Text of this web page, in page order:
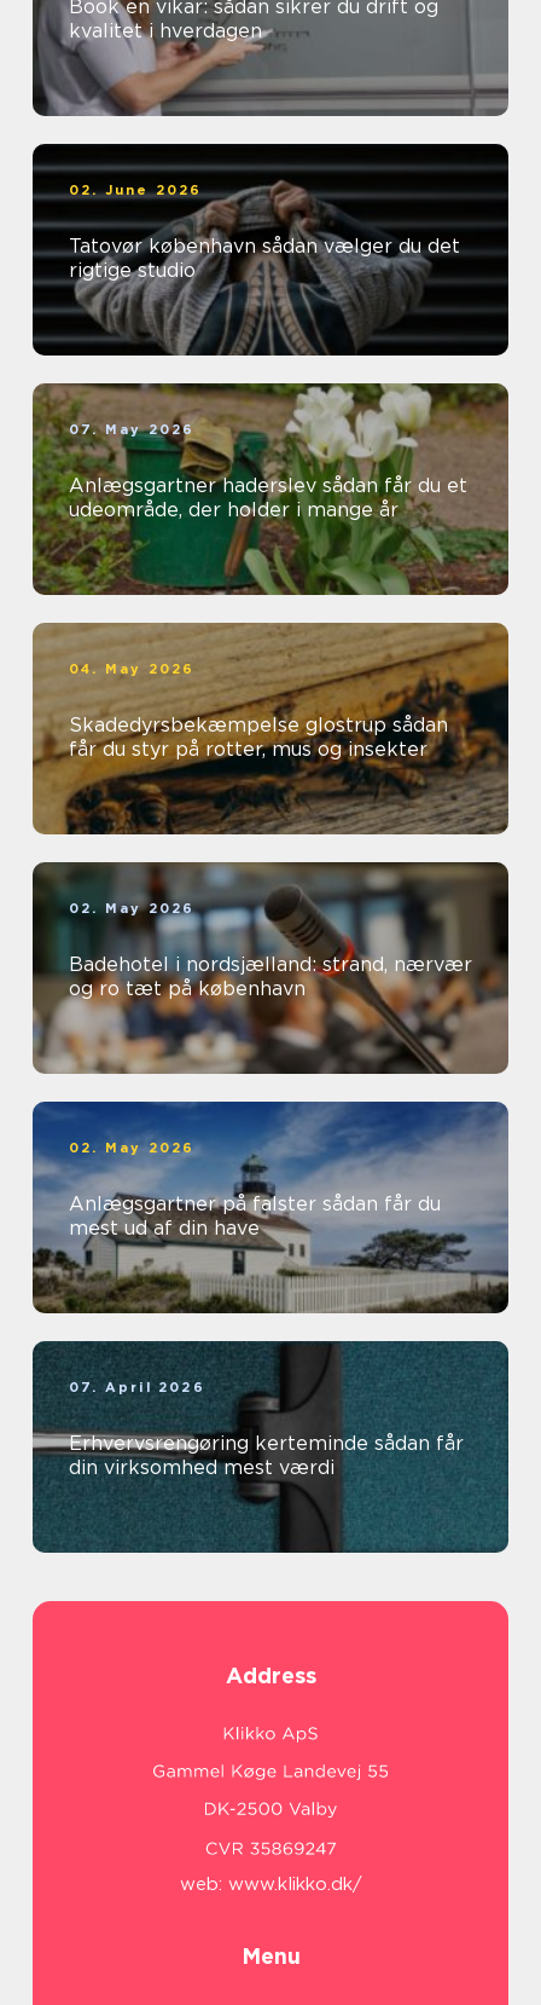
Book en vikar: sådan sikrer du drift og
kvalitet i hverdagen
02. June 2026
Tatovør københavn sådan vælger du det
rigtige studio
07. May 2026
Anlægsgartner haderslev sådan får du et
udeområde, der holder i mange år
04. May 2026
Skadedyrsbekæmpelse glostrup sådan
får du styr på rotter, mus og insekter
02. May 2026
Badehotel i nordsjælland: strand, nærvær
og ro tæt på københavn
02. May 2026
Anlægsgartner på falster sådan får du
mest ud af din have
07. April 2026
Erhvervsrengøring kerteminde sådan får
din virksomhed mest værdi
Address
web: www.klikko.dk/
Menu